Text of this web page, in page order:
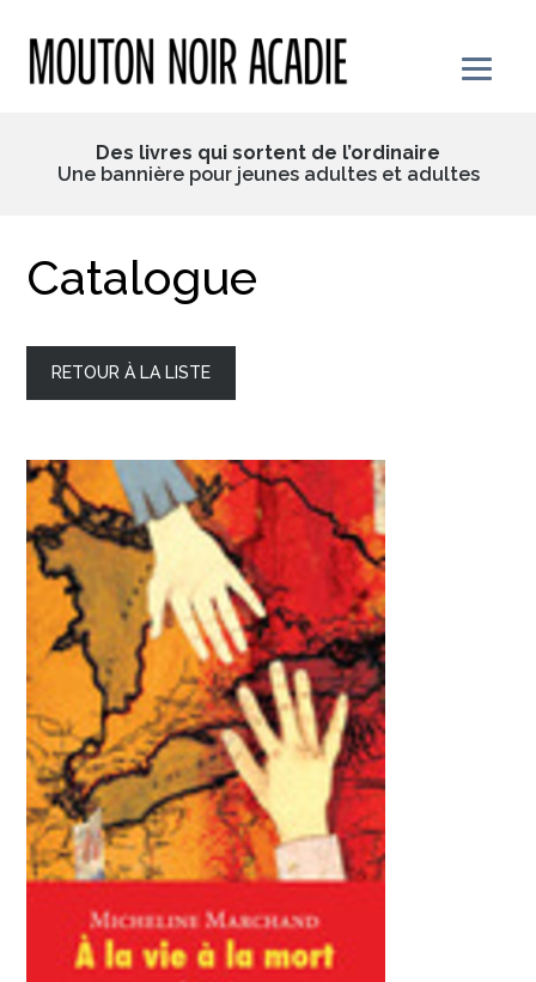
content
Des livres qui sortent de l’ordinaire
Une bannière pour jeunes adultes et adultes
Catalogue
RETOUR À LA LISTE